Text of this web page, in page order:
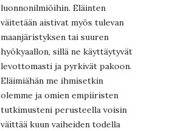
luonnonilmiöihin. Eläinten
väitetään aistivat myös tulevan
maanjäristyksen tai suuren
hyökyaallon, sillä ne käyttäytyvät
levottomasti ja pyrkivät pakoon.
Eläimiähän me ihmisetkin
olemme ja omien empiiristen
tutkimusteni perusteella voisin
väittää kuun vaiheiden todella